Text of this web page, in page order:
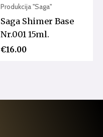
Produkcija "Saga"
Saga Shimer Base
Nr.001 15ml.
€16.00